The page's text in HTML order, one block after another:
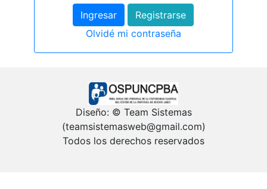
Registrarse
Olvidé mi contraseña
Diseño: © Team Sistemas
(teamsistemasweb@gmail.com)
Todos los derechos reservados